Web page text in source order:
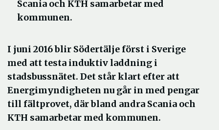
Scania och KTH samarbetar med
kommunen.
I juni 2016 blir Södertälje först i Sverige
med att testa induktiv laddning i
stadsbussnätet. Det står klart efter att
Energimyndigheten nu går in med pengar
till fältprovet, där bland andra Scania och
KTH samarbetar med kommunen.